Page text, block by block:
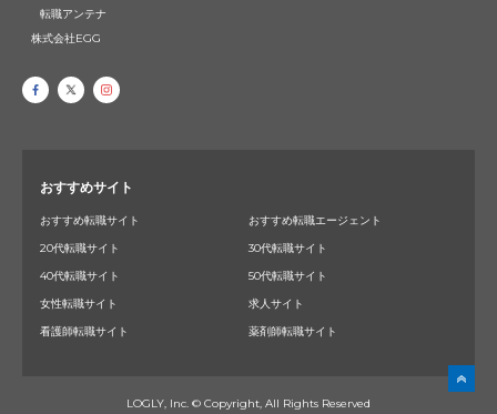
転職アンテナ
株式会社EGG
おすすめサイト
おすすめ転職サイト
おすすめ転職エージェント
20代転職サイト
30代転職サイト
40代転職サイト
50代転職サイト
女性転職サイト
求人サイト
看護師転職サイト
薬剤師転職サイト
LOGLY, Inc. © Copyright, All Rights Reserved